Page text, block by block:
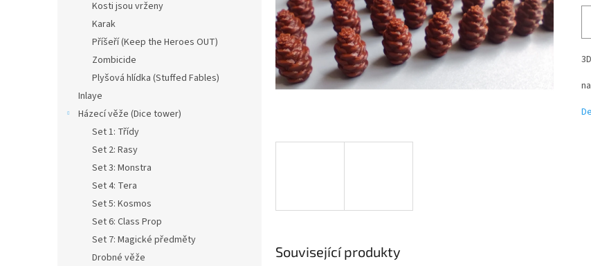
Kosti jsou vrženy
Karak
Příšeří (Keep the Heroes OUT)
Zombicide
Plyšová hlídka (Stuffed Fables)
Inlaye
Házecí věže (Dice tower)
Set 1: Třídy
Set 2: Rasy
Set 3: Monstra
Set 4: Tera
Set 5: Kosmos
Set 6: Class Prop
Set 7: Magické předměty
Drobné věže
Související produkty